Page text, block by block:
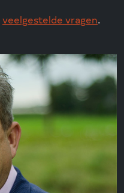
veelgestelde vragen.